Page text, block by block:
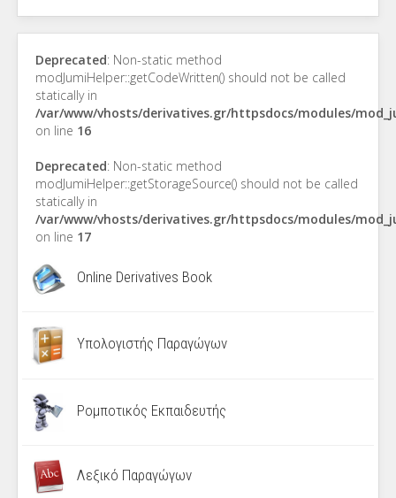
Deprecated: Non-static method
modJumiHelper::getCodeWritten() should not be called
statically in
/var/www/vhosts/derivatives.gr/httpsdocs/modules/
on line 16
Deprecated: Non-static method
modJumiHelper::getStorageSource() should not be called
statically in
/var/www/vhosts/derivatives.gr/httpsdocs/modules/
on line 17
Online Derivatives Book
Υπολογιστής Παραγώγων
Ρομποτικός Εκπαιδευτής
Λεξικό Παραγώγων